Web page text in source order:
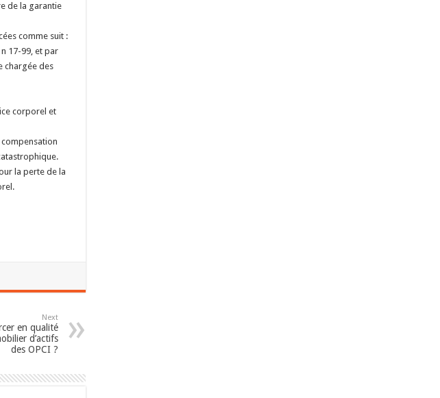
de la garantie
comme suit :
17-99, et par
chargée des
corporel et
compensation
la perte de la
Next
en qualité
d’actifs
des OPCI ?